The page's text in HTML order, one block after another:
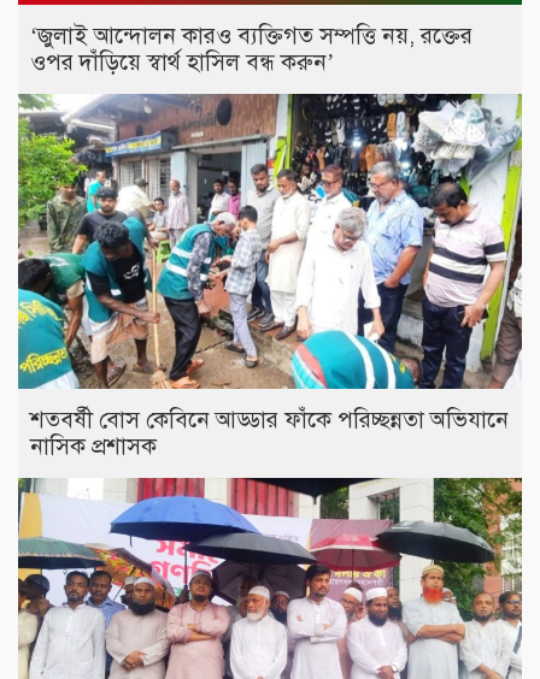
‘জুলাই আন্দোলন কারও ব্যক্তিগত সম্পত্তি নয়, রক্তের
ওপর দাঁড়িয়ে স্বার্থ হাসিল বন্ধ করুন’
শতবর্ষী বোস কেবিনে আড্ডার ফাঁকে পরিচ্ছন্নতা অভিযানে
নাসিক প্রশাসক